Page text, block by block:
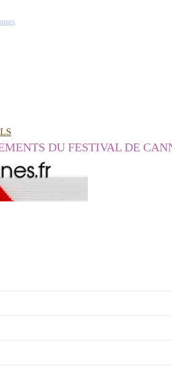
DU FESTIVAL DE